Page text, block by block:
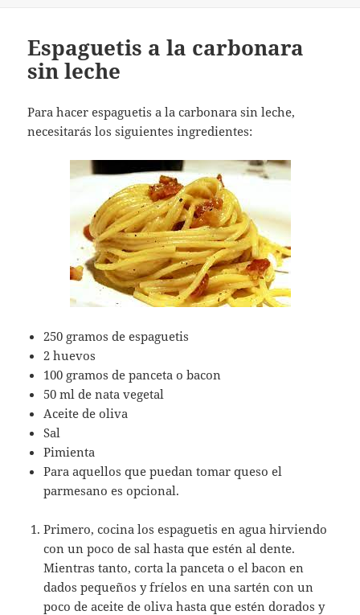
Espaguetis a la carbonara
sin leche
Para hacer espaguetis a la carbonara sin leche,
necesitarás los siguientes ingredientes:
250 gramos de espaguetis
2 huevos
100 gramos de panceta o bacon
50 ml de nata vegetal
Aceite de oliva
Sal
Pimienta
Para aquellos que puedan tomar queso el
parmesano es opcional.
Primero, cocina los espaguetis en agua hirviendo
con un poco de sal hasta que estén al dente.
Mientras tanto, corta la panceta o el bacon en
dados pequeños y fríelos en una sartén con un
poco de aceite de oliva hasta que estén dorados y